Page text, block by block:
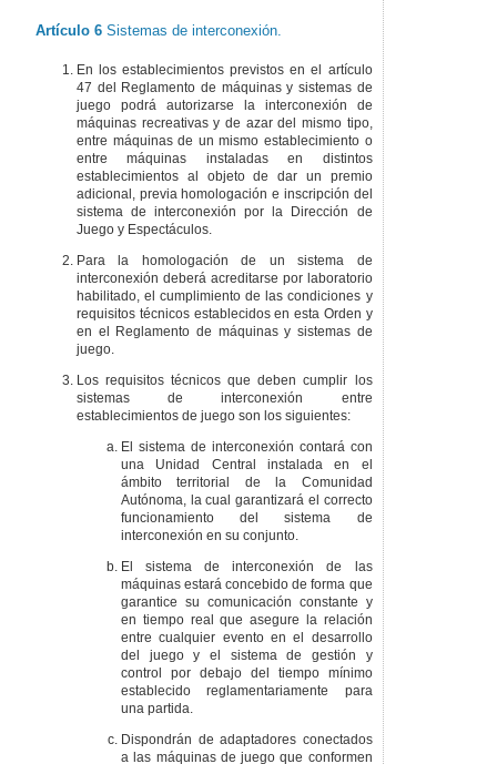
Artículo 6 Sistemas de interconexión.
En los establecimientos previstos en el artículo
47 del Reglamento de máquinas y sistemas de
juego podrá autorizarse la interconexión de
máquinas recreativas y de azar del mismo tipo,
entre máquinas de un mismo establecimiento o
entre máquinas instaladas en distintos
establecimientos al objeto de dar un premio
adicional, previa homologación e inscripción del
sistema de interconexión por la Dirección de
Juego y Espectáculos.
Para la homologación de un sistema de
interconexión deberá acreditarse por laboratorio
habilitado, el cumplimiento de las condiciones y
requisitos técnicos establecidos en esta Orden y
en el Reglamento de máquinas y sistemas de
juego.
Los requisitos técnicos que deben cumplir los
sistemas de interconexión entre
establecimientos de juego son los siguientes:
El sistema de interconexión contará con
una Unidad Central instalada en el
ámbito territorial de la Comunidad
Autónoma, la cual garantizará el correcto
funcionamiento del sistema de
interconexión en su conjunto.
El sistema de interconexión de las
máquinas estará concebido de forma que
garantice su comunicación constante y
en tiempo real que asegure la relación
entre cualquier evento en el desarrollo
del juego y el sistema de gestión y
control por debajo del tiempo mínimo
establecido reglamentariamente para
una partida.
Dispondrán de adaptadores conectados
a las máquinas de juego que conformen